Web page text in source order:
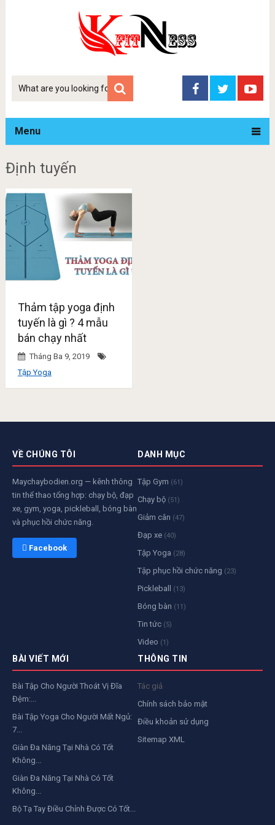
Tim
Menu
Định tuyến
Thảm tập yoga định
tuyến là gì ? 4 mẫu
bán chạy nhất
Tháng Ba 9, 2019
Tập Yoga
VỀ CHÚNG TÔI
Maychaybodien.org — kênh thông
tin thể thao tổng hợp: chạy bộ, đạp
xe, gym, yoga, pickleball, bóng bàn
và phục hồi chức năng.
 Facebook
DANH MỤC
Tập Gym (61)
Chạy bộ (51)
Giảm cân (47)
Đạp xe (40)
Tập Yoga (28)
Tập phục hồi chức năng (23)
Pickleball (13)
Bóng bàn (11)
Tin tức (5)
Video (1)
BÀI VIẾT MỚI
Bài Tập Cho Người Thoát Vị Đĩa
Đệm:...
Bài Tập Yoga Cho Người Mất Ngủ:
7...
Giàn Đa Năng Tại Nhà Có Tốt
Không...
Giàn Đa Năng Tại Nhà Có Tốt
Không...
Bộ Tạ Tay Điều Chỉnh Được Có Tốt...
THÔNG TIN
Tác giả
Chính sách bảo mật
Điều khoản sử dụng
Sitemap XML